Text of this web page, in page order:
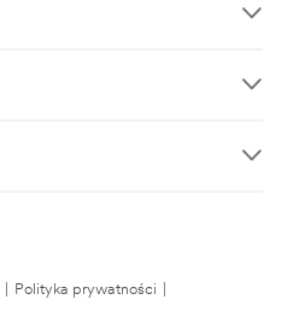
Polityka prywatności